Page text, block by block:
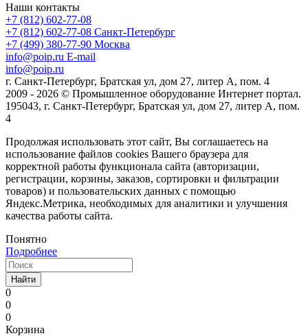
Наши контакты
+7 (812) 602-77-08
+7 (812) 602-77-08 Санкт-Петербург
+7 (499) 380-77-90 Москва
info@poip.ru E-mail
info@poip.ru
г. Санкт-Петербург, Братская ул, дом 27, литер А, пом. 4
2009 - 2026 © Промышленное оборудование Интернет портал.
195043, г. Санкт-Петербург, Братская ул, дом 27, литер А, пом.
4
Продолжая использовать этот сайт, Вы соглашаетесь на
использование файлов cookies Вашего браузера для
корректной работы функционала сайта (авторизации,
регистрации, корзины, заказов, сортировки и фильтрации
товаров) и пользовательских данных с помощью
Яндекс.Метрика, необходимых для аналитики и улучшения
качества работы сайта.
Понятно
Подробнее
Найти
0
0
0
Корзина